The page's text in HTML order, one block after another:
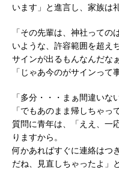
います」と進言し、家族は
「その先輩は、神社って
いような、許容範囲を超え
サインが出るもんなんだな
「じゃあ今のがサインって
「多分・・・まぁ間違いな
「でもあのまま帰しちゃ
質問に青年は、「ええ、一
りますから。
何かあればすぐに連絡はつ
だね、見直しちゃったよ」